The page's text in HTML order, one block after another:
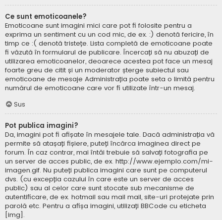
Ce sunt emoticoanele?
Emoticoane sunt imagini mici care pot fi folosite pentru a
exprima un sentiment cu un cod mic, de ex. :) denotă fericire, în
timp ce :( denotă tristețe. Lista completă de emoticoane poate
fi văzută în formularul de publicare. Încercați să nu abuzați de
utilizarea emoticoanelor, deoarece acestea pot face un mesaj
foarte greu de citit și un moderator șterge subiectul sau
emoticoane de mesaje Administrația poate seta o limită pentru
numărul de emoticoane care vor fi utilizate într-un mesaj.
Sus
Pot publica imagini?
Da, imagini pot fi afișate în mesajele tale. Dacă administrația vă
permite să atașați fișiere, puteți încărca imaginea direct pe
forum. În caz contrar, mai întâi trebuie să salvați fotografia pe
un server de acces public, de ex. http://www.ejemplo.com/mi-
imagen.gif. Nu puteți publica imagini care sunt pe computerul
dvs. (cu excepția cazului în care este un server de acces
public) sau al celor care sunt stocate sub mecanisme de
autentificare, de ex. hotmail sau mail mail, site-uri protejate prin
parolă etc. Pentru a afișa imagini, utilizați BBCode cu eticheta
[img].